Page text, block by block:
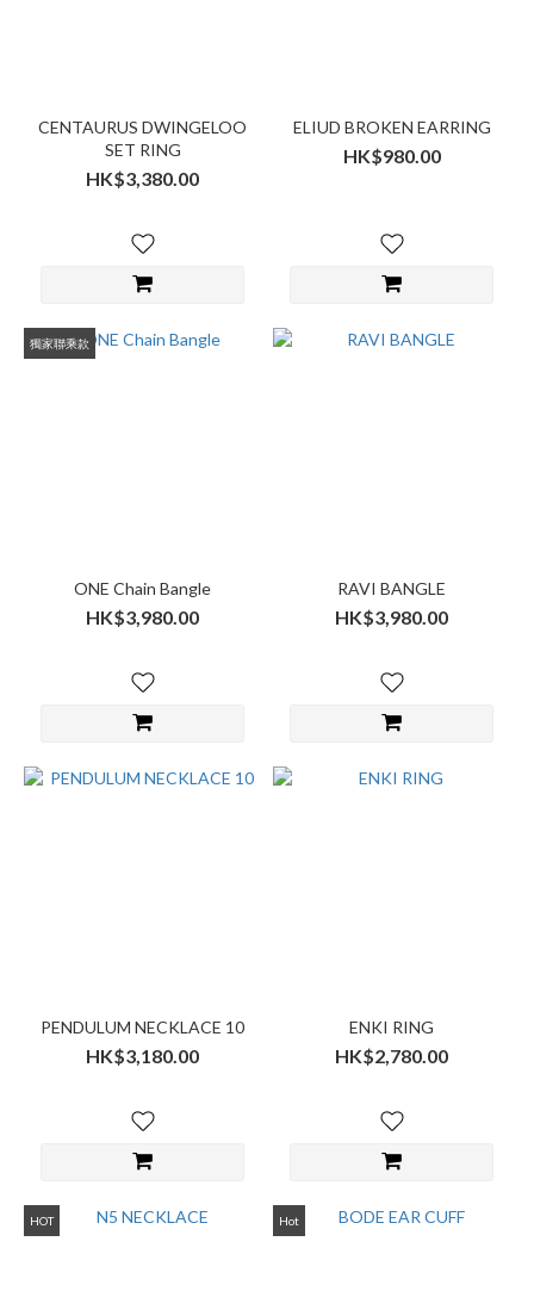
CENTAURUS DWINGELOO
SET RING
HK$3,380.00
ELIUD BROKEN EARRING
HK$980.00
獨家聯乘款
ONE Chain Bangle
HK$3,980.00
RAVI BANGLE
HK$3,980.00
PENDULUM NECKLACE 10
HK$3,180.00
ENKI RING
HK$2,780.00
HOT Hot